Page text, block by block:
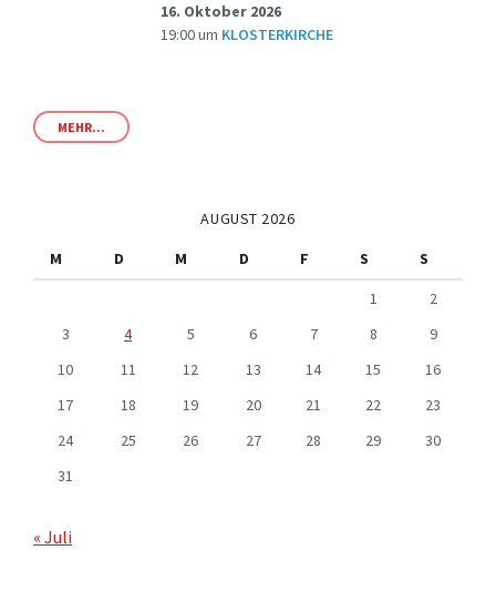
16. Oktober 2026
19:00um KLOSTERKIRCHE
MEHR...
AUGUST 2026
M
D M D F S
S
1
2
3
4 5 6 7 8
9
10
11 12 13 14 15
16
17
18 19 20 21 22
23
24
25 26 27 28 29
30
31
« Juli